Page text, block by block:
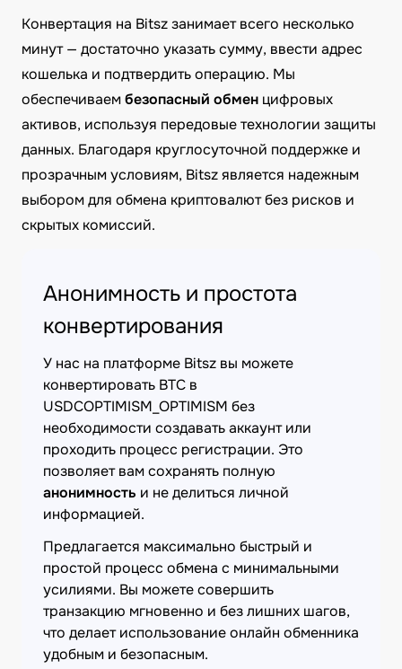
Конвертация на Bitsz занимает всего несколько
минут — достаточно указать сумму, ввести адрес
кошелька и подтвердить операцию. Мы
обеспечиваембезопасный обмен цифровых
активов, используя передовые технологии защиты
данных. Благодаря круглосуточной поддержке и
прозрачным условиям, Bitsz является надежным
выбором для обмена криптовалют без рисков и
скрытых комиссий.
Анонимность и простота
конвертирования
У нас на платформе Bitsz вы можете
конвертировать BTC в
USDCOPTIMISM_OPTIMISM без
необходимости создавать аккаунт или
проходить процесс регистрации. Это
позволяет вам сохранять полную
анонимность и не делиться личной
информацией.
Предлагается максимально быстрый и
простой процесс обмена с минимальными
усилиями. Вы можете совершить
транзакцию мгновенно и без лишних шагов,
что делает использование онлайн обменника
удобным и безопасным.